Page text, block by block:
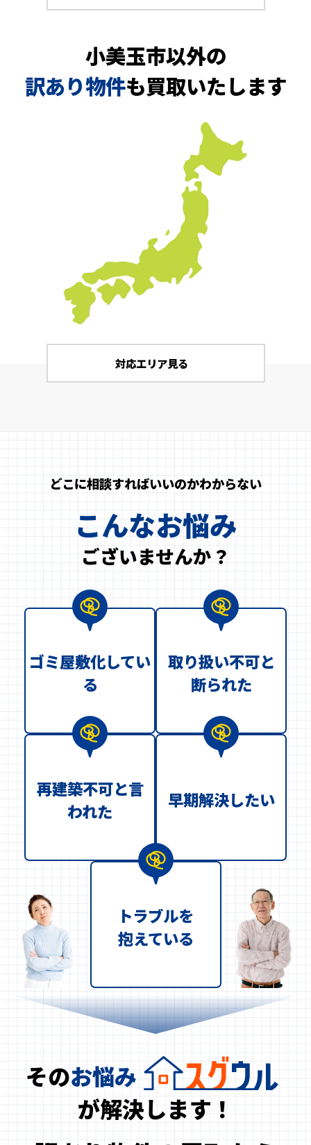
小美玉市以外の
訳あり物件も買取いたします
対応エリア見る
どこに相談すればいいのかわからない
こんなお悩み
ございませんか？
ゴミ屋敷化してい
る
取り扱い不可と
断られた
再建築不可と言
われた
早期解決したい
トラブルを
抱えている
そのお悩み
が解決します！